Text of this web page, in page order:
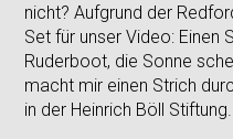
nicht? Aufgrund der
Set für unser Video: Einen
Ruderboot, die Sonne
macht mir einen Strich
in der Heinrich Böll Stiftung.